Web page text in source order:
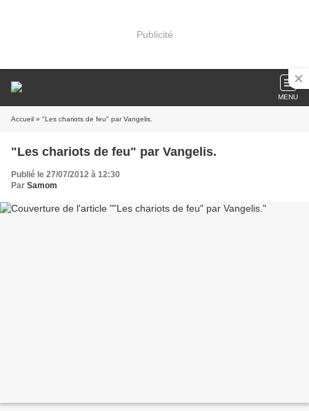
Publicité
MENU
Accueil » "Les chariots de feu" par Vangelis.
"Les chariots de feu" par Vangelis.
Publié le 27/07/2012 à 12:30
Par Samom